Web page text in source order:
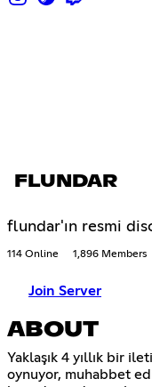
FLUNDAR
flundar'ın resmi
114 Online 1,896 Members
Join Server
ABOUT
Yaklaşık 4 yıllık bir
oynuyor, muhabbet